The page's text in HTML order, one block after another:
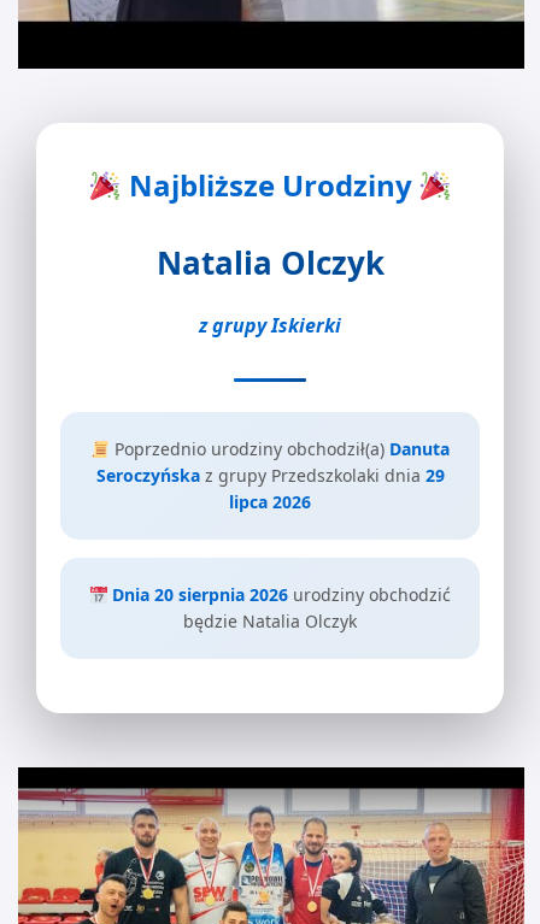
Najbliższe Urodziny
Natalia Olczyk
z grupy Iskierki
Poprzednio urodziny obchodził(a) Danuta
Seroczyńskaz grupy Przedszkolaki dnia 29
lipca 2026
Dnia 20 sierpnia 2026 urodziny obchodzić
będzie Natalia Olczyk